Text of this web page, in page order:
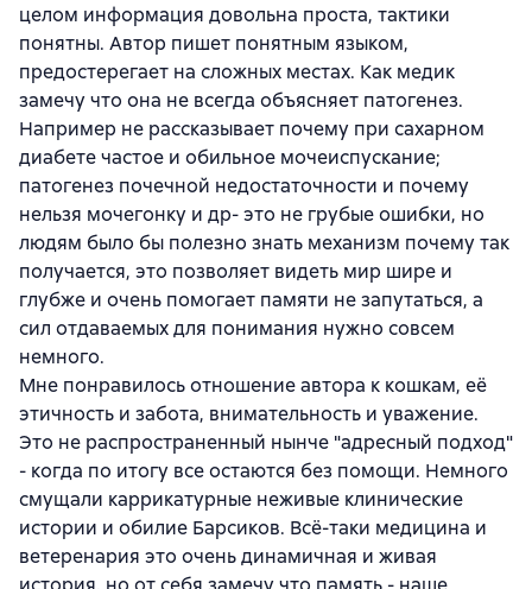
целом информация довольна проста, тактики
понятны. Автор пишет понятным языком,
предостерегает на сложных местах. Как медик
замечу что она не всегда объясняет патогенез.
Например не рассказывает почему при сахарном
диабете частое и обильное мочеиспускание;
патогенез почечной недостаточности и почему
нельзя мочегонку и др- это не грубые ошибки, но
людям было бы полезно знать механизм почему так
получается, это позволяет видеть мир шире и
глубже и очень помогает памяти не запутаться, а
сил отдаваемых для понимания нужно совсем
немного.
Мне понравилось отношение автора к кошкам, её
этичность и забота, внимательность и уважение.
Это не распространенный нынче "адресный подход"
- когда по итогу все остаются без помощи. Немного
смущали каррикатурные неживые клинические
истории и обилие Барсиков. Всё-таки медицина и
ветеренария это очень динамичная и живая